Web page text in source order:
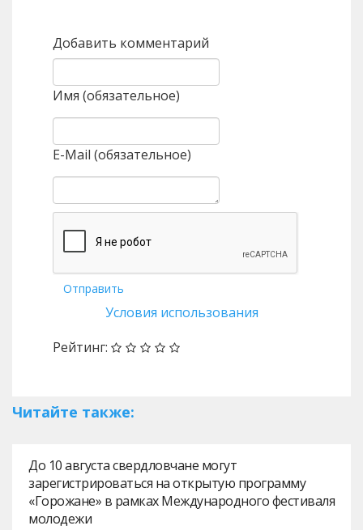
Добавить комментарий
Имя (обязательное)
E-Mail (обязательное)
Отправить
Условия использования
Рейтинг:
Читайте также:
До 10 августа свердловчане могут
зарегистрироваться на открытую программу
«Горожане» в рамках Международного фестиваля
молодежи